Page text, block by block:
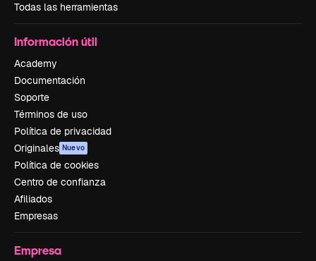
Todas las herramientas
Información útil
Academy
Documentación
Soporte
Términos de uso
Política de privacidad
Originales Nuevo
Política de cookies
Centro de confianza
Afiliados
Empresas
Empresa